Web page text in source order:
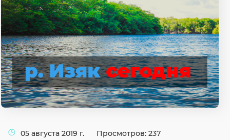
05 августа 2019 г. Просмотров: 237
Введите слово с картинки